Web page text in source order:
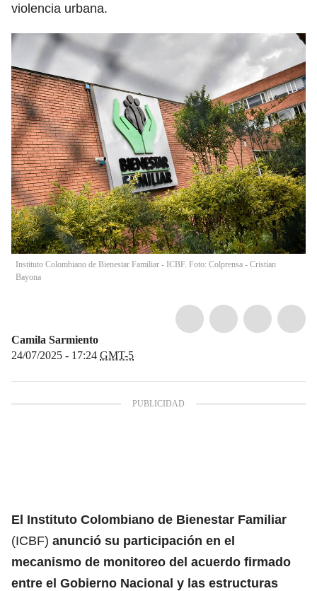
violencia urbana.
Instituto Colombiano de Bienestar Familiar - ICBF. Foto: Colprensa - Cristian
Bayona
Camila Sarmiento
24/07/2025 - 17:24 GMT-5
El Instituto Colombiano de Bienestar Familiar
(ICBF) anunció su participación en el
mecanismo de monitoreo del acuerdo firmado
entre el Gobierno Nacional y las estructuras